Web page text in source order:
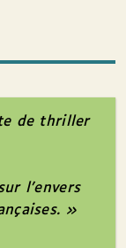
de thriller
l’envers
»